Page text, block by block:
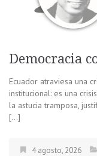
Democracia
Ecuador atraviesa una
institucional: es una
la astucia tramposa,
[…]
4 agosto, 2026